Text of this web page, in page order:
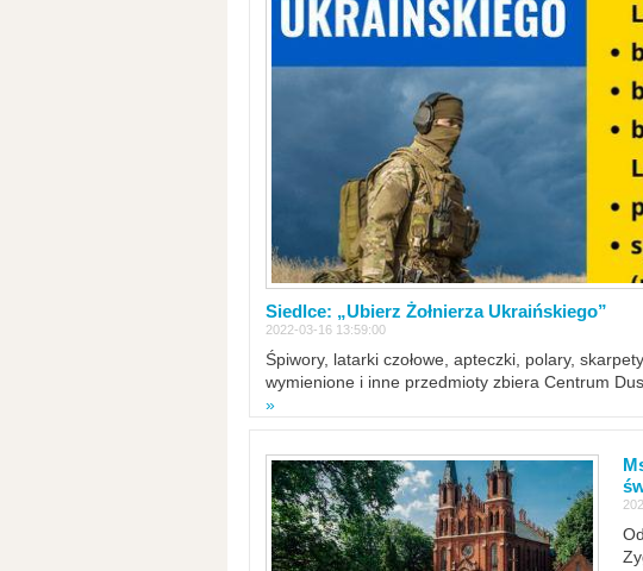
Siedlce: „Ubierz Żołnierza Ukraińskiego”
2022-03-16 13:59:00
Śpiwory, latarki czołowe, apteczki, polary,
wymienione i inne przedmioty zbiera Centrum
»